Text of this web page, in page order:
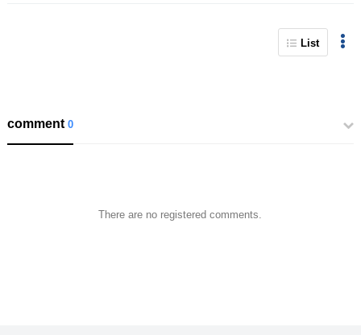
List
comment0
There are no registered comments.